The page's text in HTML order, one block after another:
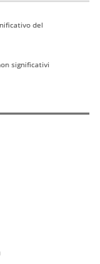
del
significativi